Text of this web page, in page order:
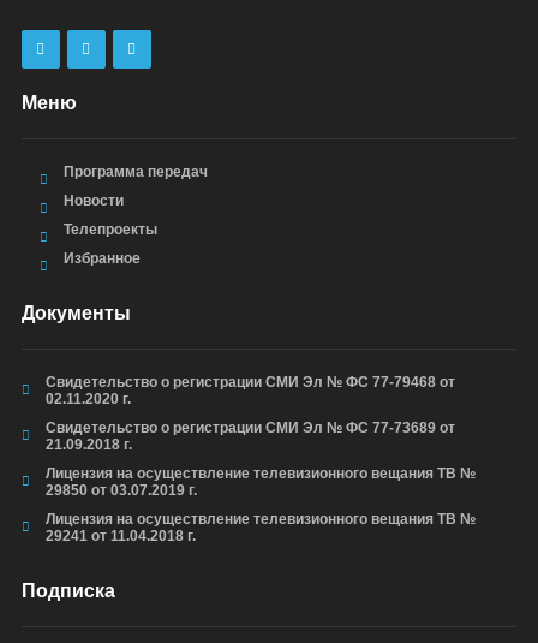
Меню
Программа передач
Новости
Телепроекты
Избранное
Документы
Свидетельство о регистрации СМИ Эл № ФС 77-79468 от
02.11.2020 г.
Свидетельство о регистрации СМИ Эл № ФС 77-73689 от
21.09.2018 г.
Лицензия на осуществление телевизионного вещания ТВ №
29850 от 03.07.2019 г.
Лицензия на осуществление телевизионного вещания ТВ №
29241 от 11.04.2018 г.
Подписка